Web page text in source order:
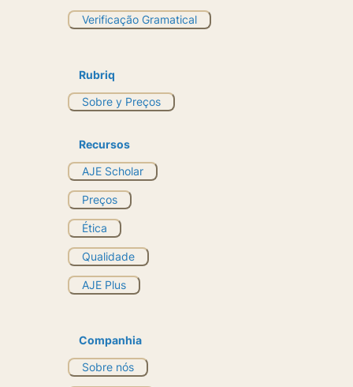
Verificação Gramatical
Rubriq
Sobre y Preços
Recursos
AJE Scholar
Preços
Ética
Qualidade
AJE Plus
Companhia
Sobre nós